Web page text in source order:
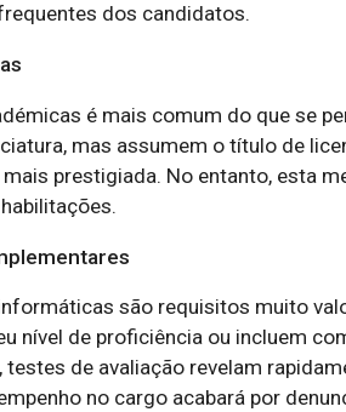
dos candidatos.
é mais comum do que se
mas assumem o título de
prestigiada. No entanto, esta
são requisitos muito
nível de proficiência ou incluem
de avaliação revelam
no cargo acabará por